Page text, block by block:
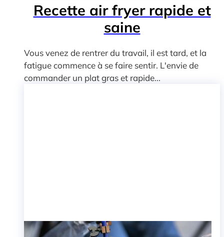
Recette air fryer rapide et
saine
Vous venez de rentrer du travail, il est tard, et la
fatigue commence à se faire sentir. L'envie de
commander un plat gras et rapide...